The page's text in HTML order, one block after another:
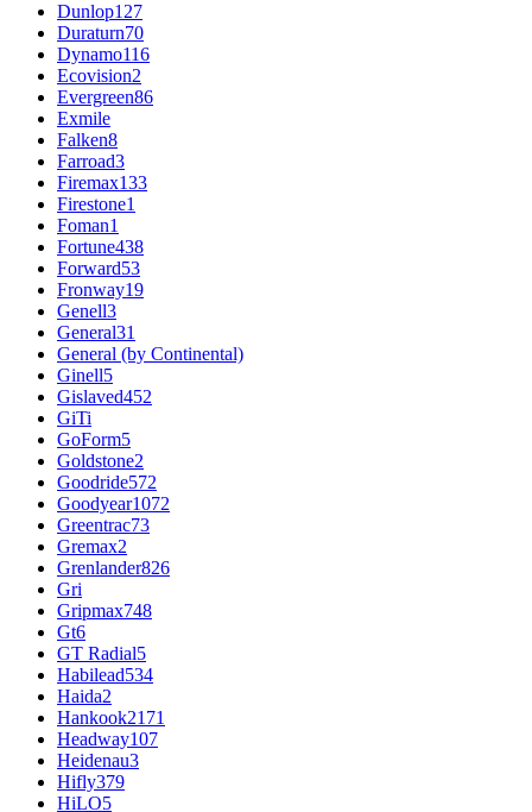
Dunlop127
Duraturn70
Dynamo116
Ecovision2
Evergreen86
Exmile
Falken8
Farroad3
Firemax133
Firestone1
Foman1
Fortune438
Forward53
Fronway19
Genell3
General31
General (by Continental)
Ginell5
Gislaved452
GiTi
GoForm5
Goldstone2
Goodride572
Goodyear1072
Greentrac73
Gremax2
Grenlander826
Gri
Gripmax748
Gt6
GT Radial5
Habilead534
Haida2
Hankook2171
Headway107
Heidenau3
Hifly379
HiLO5